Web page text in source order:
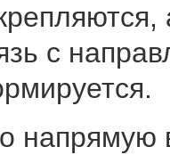
с
напрямую